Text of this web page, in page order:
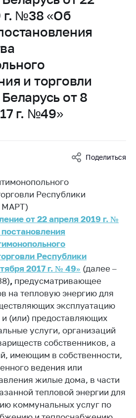
и
и
г. №38 «Об
и торговли
от 8
г. №49»
Поделиться
Республики
МАРТ)
от 22 апреля 2019 г. №
Республики
2017 г. № 49» (далее –
, предусматривающее
на тепловую энергию для
эксплуатацию
(или) предоставляющих
услуги, организаций
собственников, а
имеющим в собственности,
ведения или
жилые дома, в части
тепловой энергии для
коммунальных услуг по